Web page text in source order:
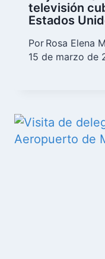
televisión
Estados
Por Rosa Elena
15 de marzo de